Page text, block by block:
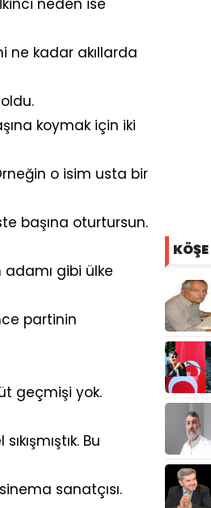
neden ise
ne kadar akıllarda
koymak için iki
o isim usta bir
başına oturtursun.
gibi ülke
partinin
geçmişi yok.
Bu
sanatçısı.
KÖŞE